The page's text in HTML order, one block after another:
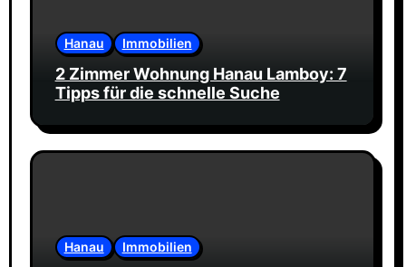
Hanau Immobilien
2 Zimmer Wohnung Hanau Lamboy: 7
Tipps für die schnelle Suche
Hanau Immobilien